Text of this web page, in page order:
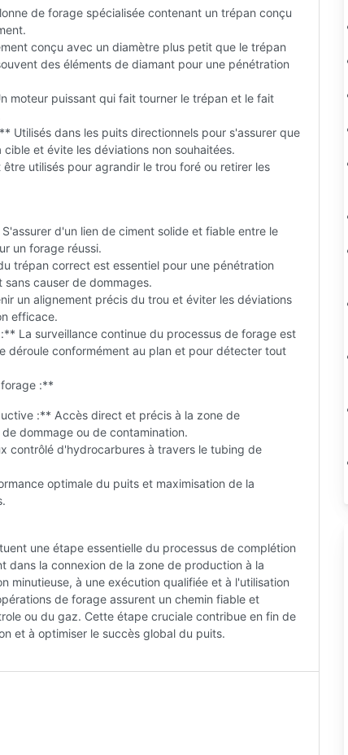
de forage spécialisée contenant un trépan conçu
conçu avec un diamètre plus petit que le trépan
des éléments de diamant pour une pénétration
moteur puissant qui fait tourner le trépan et le fait
Utilisés dans les puits directionnels pour s'assurer que
et évite les déviations non souhaitées.
utilisés pour agrandir le trou foré ou retirer les
d'un lien de ciment solide et fiable entre le
un forage réussi.
trépan correct est essentiel pour une pénétration
causer de dommages.
un alignement précis du trou et éviter les déviations
efficace.
La surveillance continue du processus de forage est
déroule conformément au plan et pour détecter tout
:**
:** Accès direct et précis à la zone de
dommage ou de contamination.
contrôlé d'hydrocarbures à travers le tubing de
optimale du puits et maximisation de la
une étape essentielle du processus de complétion
dans la connexion de la zone de production à la
minutieuse, à une exécution qualifiée et à l'utilisation
de forage assurent un chemin fiable et
ou du gaz. Cette étape cruciale contribue en fin de
et à optimiser le succès global du puits.